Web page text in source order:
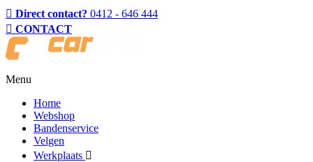
Direct contact? 0412 - 646 444
CONTACT
Menu
Home
Webshop
Bandenservice
Velgen
Werkplaats